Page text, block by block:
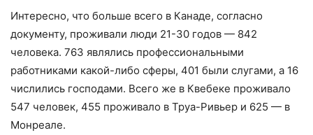
Интересно, что больше всего в Канаде, согласно
документу, проживали люди 21-30 годов — 842
человека. 763 являлись профессиональными
работниками какой-либо сферы, 401 были слугами, а 16
числились господами. Всего же в Квебеке проживало
547 человек, 455 проживало в Труа-Ривьер и 625 — в
Монреале.